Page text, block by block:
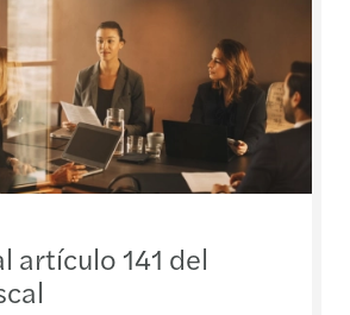
artículo 141 del